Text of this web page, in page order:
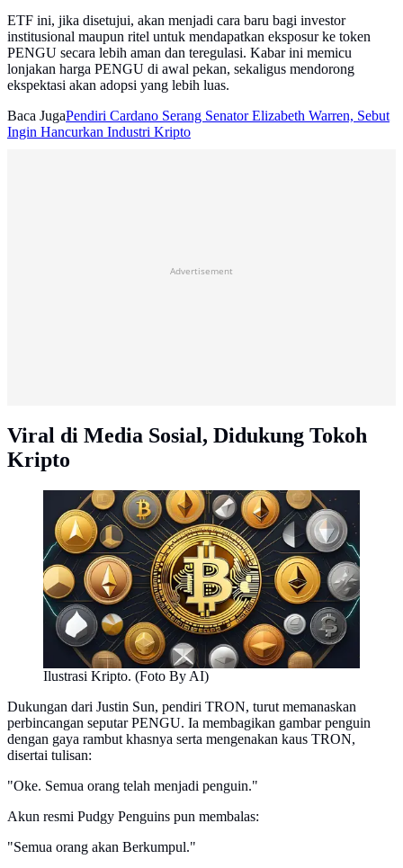
ETF ini, jika disetujui, akan menjadi cara baru bagi investor
institusional maupun ritel untuk mendapatkan eksposur ke token
PENGU secara lebih aman dan teregulasi. Kabar ini memicu
lonjakan harga PENGU di awal pekan, sekaligus mendorong
ekspektasi akan adopsi yang lebih luas.
Baca JugaPendiri Cardano Serang Senator Elizabeth Warren, Sebut
Ingin Hancurkan Industri Kripto
Advertisement
Viral di Media Sosial, Didukung Tokoh
Kripto
Ilustrasi Kripto. (Foto By AI)
Dukungan dari Justin Sun, pendiri TRON, turut memanaskan
perbincangan seputar PENGU. Ia membagikan gambar penguin
dengan gaya rambut khasnya serta mengenakan kaus TRON,
disertai tulisan:
"Oke. Semua orang telah menjadi penguin."
Akun resmi Pudgy Penguins pun membalas:
"Semua orang akan Berkumpul."